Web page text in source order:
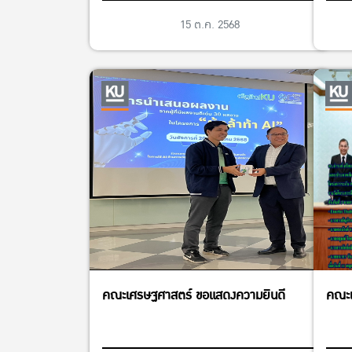
15 ต.ค. 2568
คณะเศรษฐศาสตร์ ขอแสดงความยินดี คณะ